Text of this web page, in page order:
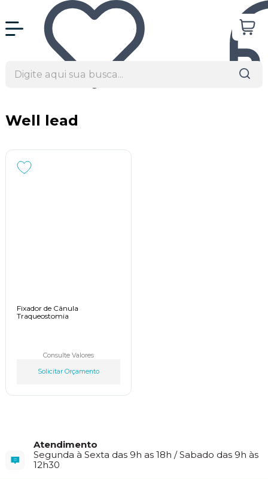
Well lead
Fixador de Cânula
Traqueostomia
Consulte Valores
Solicitar Orçamento
Atendimento
Segunda à Sexta das 9h as 18h / Sabado das 9h às
12h30